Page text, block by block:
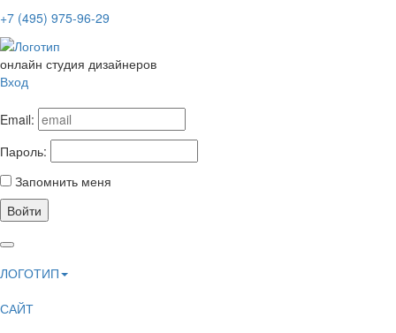
+7 (495) 975-96-29
онлайн студия дизайнеров
Вход
Email:
Пароль:
Запомнить меня
Войти
ЛОГОТИП
САЙТ